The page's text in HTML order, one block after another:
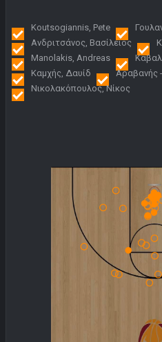
Koutsogiannis, Pete
Ανδριτσάνος, Βασίλειος
Manolakis, Andreas
Καμχής, Δαυίδ
Αραβανής -
Νικολακόπουλος, Νίκος